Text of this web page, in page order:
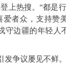
上热搜。“都是
爱者众，支持赞
守边疆的年轻人
发争议屡见不鲜